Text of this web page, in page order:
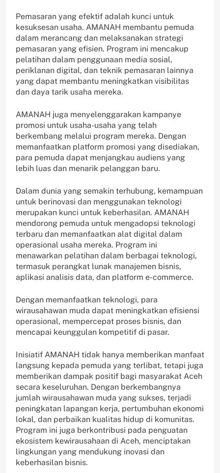
Pemasaran yang efektif adalah kunci untuk
kesuksesan usaha. AMANAH membantu pemuda
dalam merancang dan melaksanakan strategi
pemasaran yang efisien. Program ini mencakup
pelatihan dalam penggunaan media sosial,
periklanan digital, dan teknik pemasaran lainnya
yang dapat membantu meningkatkan visibilitas
dan daya tarik usaha mereka.
AMANAH juga menyelenggarakan kampanye
promosi untuk usaha-usaha yang telah
berkembang melalui program mereka. Dengan
memanfaatkan platform promosi yang disediakan,
para pemuda dapat menjangkau audiens yang
lebih luas dan menarik pelanggan baru.
Dalam dunia yang semakin terhubung, kemampuan
untuk berinovasi dan menggunakan teknologi
merupakan kunci untuk keberhasilan. AMANAH
mendorong pemuda untuk mengadopsi teknologi
terbaru dan memanfaatkan alat digital dalam
operasional usaha mereka. Program ini
menawarkan pelatihan dalam berbagai teknologi,
termasuk perangkat lunak manajemen bisnis,
aplikasi analisis data, dan platform e-commerce.
Dengan memanfaatkan teknologi, para
wirausahawan muda dapat meningkatkan efisiensi
operasional, mempercepat proses bisnis, dan
mencapai keunggulan kompetitif di pasar.
Inisiatif AMANAH tidak hanya memberikan manfaat
langsung kepada pemuda yang terlibat, tetapi juga
memberikan dampak positif bagi masyarakat Aceh
secara keseluruhan. Dengan berkembangnya
jumlah wirausahawan muda yang sukses, terjadi
peningkatan lapangan kerja, pertumbuhan ekonomi
lokal, dan perbaikan kualitas hidup di komunitas.
Program ini juga berkontribusi pada penguatan
ekosistem kewirausahaan di Aceh, menciptakan
lingkungan yang mendukung inovasi dan
keberhasilan bisnis.